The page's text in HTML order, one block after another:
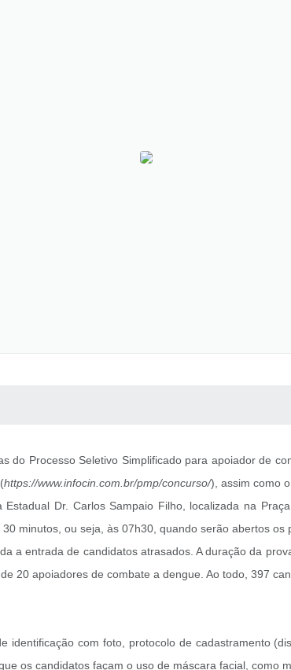
do Processo Seletivo Simplificado para apoiador de
https://www.infocin.com.br/pmp/concurso/), assim como
Dr. Carlos Sampaio Filho, localizada na
minutos, ou seja, às 07h30, quando serão abertos os
a entrada de candidatos atrasados. A duração da
20 apoiadores de combate a dengue. Ao todo, 397
identificação com foto, protocolo de cadastramento
os candidatos façam o uso de máscara facial, como